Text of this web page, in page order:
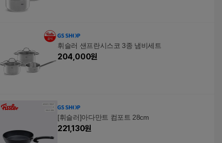
휘슬러 샌프란시스코 3종 냄비세트
204,000원
[휘슬러]아다만트 컴포트 28cm
221,130원